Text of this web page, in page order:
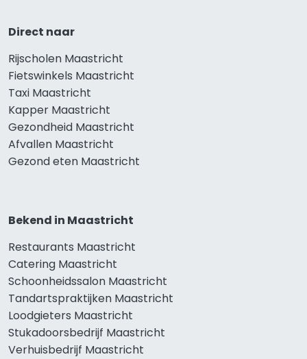
Direct naar
Rijscholen Maastricht
Fietswinkels Maastricht
Taxi Maastricht
Kapper Maastricht
Gezondheid Maastricht
Afvallen Maastricht
Gezond eten Maastricht
Bekend in Maastricht
Restaurants Maastricht
Catering Maastricht
Schoonheidssalon Maastricht
Tandartspraktijken Maastricht
Loodgieters Maastricht
Stukadoorsbedrijf Maastricht
Verhuisbedrijf Maastricht